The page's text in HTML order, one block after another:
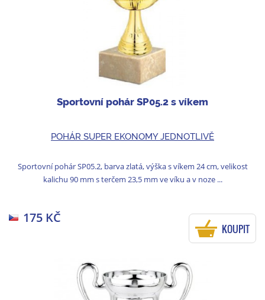
Sportovní pohár SP05.2 s víkem
POHÁR SUPER EKONOMY JEDNOTLIVĚ
Sportovní pohár SP05.2, barva zlatá, výška s víkem 24 cm, velikost
kalichu 90 mm s terčem 23,5 mm ve víku a v noze ...
175 KČ
KOUPIT